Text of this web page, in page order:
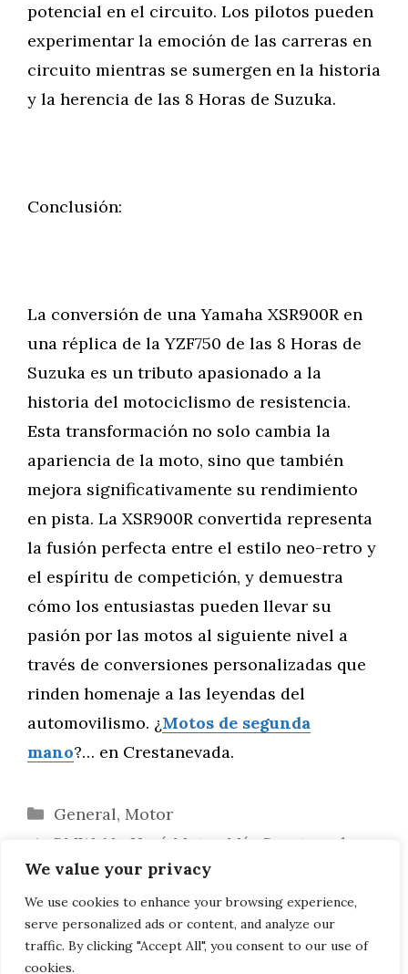
We value your privacy
We use cookies to enhance your browsing experience,
serve personalized ads or content, and analyze our
traffic. By clicking "Accept All", you consent to our use of
cookies.
potencial en el circuito. Los pilotos pueden
experimentar la emoción de las carreras en
circuito mientras se sumergen en la historia
y la herencia de las 8 Horas de Suzuka.
Conclusión:
La conversión de una Yamaha XSR900R en
una réplica de la YZF750 de las 8 Horas de
Suzuka es un tributo apasionado a la
historia del motociclismo de resistencia.
Esta transformación no solo cambia la
apariencia de la moto, sino que también
mejora significativamente su rendimiento
en pista. La XSR900R convertida representa
la fusión perfecta entre el estilo neo-retro y
el espíritu de competición, y demuestra
cómo los entusiastas pueden llevar su
pasión por las motos al siguiente nivel a
través de conversiones personalizadas que
rinden homenaje a las leyendas del
automovilismo. ¿Motos de segunda
mano?… en Crestanevada.
Categorías
General, Motor
BMW: No Hará Motos Más Baratas y las
Eléctricas Tardarán
El reloj 911 S/T cuesta lo mismo que un
Boxster